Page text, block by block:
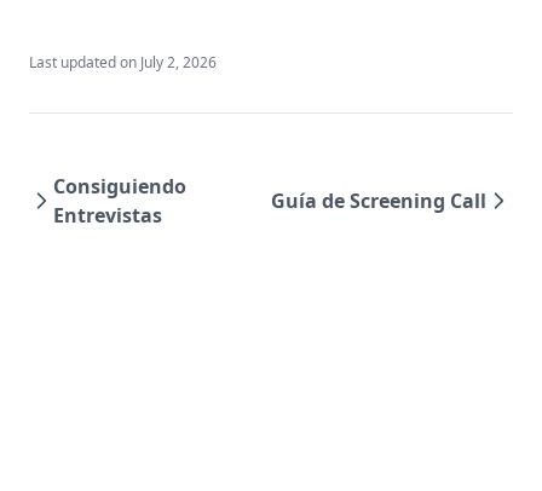
Last updated on July 2, 2026
Consiguiendo
Entrevistas
Guía de Screening Call